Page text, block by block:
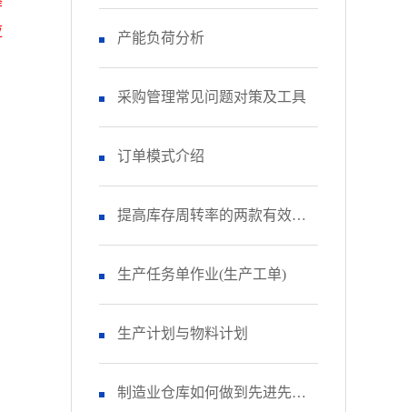
产能负荷分析
采购管理常见问题对策及工具
订单模式介绍
提高库存周转率的两款有效工
具
生产任务单作业(生产工单)
生产计划与物料计划
制造业仓库如何做到先进先